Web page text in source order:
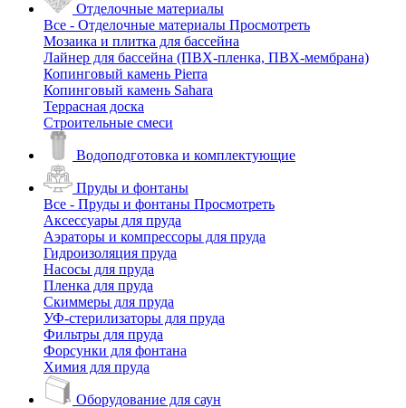
Отделочные материалы
Все - Отделочные материалы Просмотреть
Мозаика и плитка для бассейна
Лайнер для бассейна (ПВХ-пленка, ПВХ-мембрана)
Копинговый камень Pierra
Копинговый камень Sahara
Террасная доска
Строительные смеси
Водоподготовка и комплектующие
Пруды и фонтаны
Все - Пруды и фонтаны Просмотреть
Аксессуары для пруда
Аэраторы и компрессоры для пруда
Гидроизоляция пруда
Насосы для пруда
Пленка для пруда
Скиммеры для пруда
УФ-стерилизаторы для пруда
Фильтры для пруда
Форсунки для фонтана
Химия для пруда
Оборудование для саун